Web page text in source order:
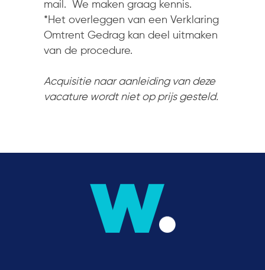
mail. We maken graag kennis.
*Het overleggen van een Verklaring
Omtrent Gedrag kan deel uitmaken
van de procedure.
Acquisitie naar aanleiding van deze
vacature wordt niet op prijs gesteld.